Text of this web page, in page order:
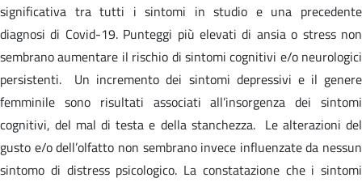
significativa tra tutti i sintomi in studio e una precedente
diagnosi di Covid-19. Punteggi più elevati di ansia o stress non
sembrano aumentare il rischio di sintomi cognitivi e/o neurologici
persistenti. Un incremento dei sintomi depressivi e il genere
femminile sono risultati associati all’insorgenza dei sintomi
cognitivi, del mal di testa e della stanchezza. Le alterazioni del
gusto e/o dell’olfatto non sembrano invece influenzate da nessun
sintomo di distress psicologico. La constatazione che i sintomi